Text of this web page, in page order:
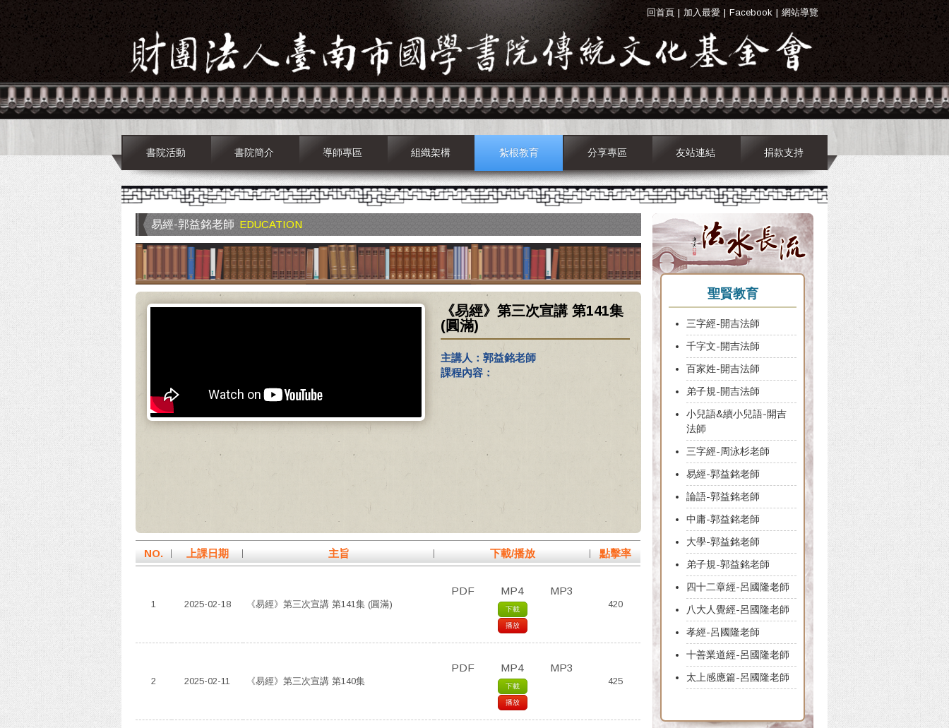
回首頁 | 加入最愛 | Facebook | 網站導覽
書院活動 書院簡介 導師專區 組織架構 紮根教育 分享專區 友站連結 捐款支持
易經-郭益銘老師 EDUCATION
《易經》第三次宣講 第141集
(圓滿)
主講人：郭益銘老師
課程內容：
NO. 上課日期 主旨 下載/播放 點擊率
1 2025-02-18 《易經》第三次宣講 第141集 (圓滿)
PDF MP4
下載
播放
MP3
420
2 2025-02-11 《易經》第三次宣講 第140集
PDF MP4
下載
播放
MP3
425
聖賢教育
三字經-開吉法師
千字文-開吉法師
百家姓-開吉法師
弟子規-開吉法師
小兒語&續小兒語-開吉
法師
三字經-周泳杉老師
易經-郭益銘老師
論語-郭益銘老師
中庸-郭益銘老師
大學-郭益銘老師
弟子規-郭益銘老師
四十二章經-呂國隆老師
八大人覺經-呂國隆老師
孝經-呂國隆老師
十善業道經-呂國隆老師
太上感應篇-呂國隆老師